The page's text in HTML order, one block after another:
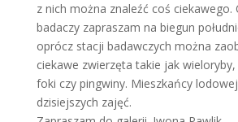
z nich można znaleźć coś ciekawego.
badaczy zapraszam na biegun
oprócz stacji badawczych można
ciekawe zwierzęta takie jak wieloryby,
foki czy pingwiny. Mieszkańcy
dzisiejszych zajęć.